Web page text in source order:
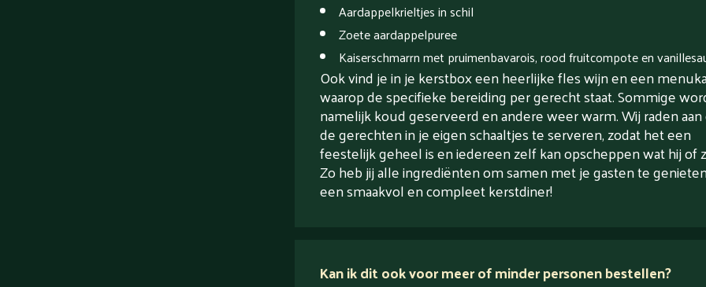
Aardappelkrieltjes in schil
Zoete aardappelpuree
Kaiserschmarrn met pruimenbavarois, rood fruitcompote en
Ook vind je in je kerstbox een heerlijke fles wijn en een
waarop de specifieke bereiding per gerecht staat. Sommige
namelijk koud geserveerd en andere weer warm. Wij raden
de gerechten in je eigen schaaltjes te serveren, zodat het een
feestelijk geheel is en iedereen zelf kan opscheppen wat hij of
Zo heb jij alle ingrediënten om samen met je gasten te
een smaakvol en compleet kerstdiner!
Kan ik dit ook voor meer of minder personen bestellen?